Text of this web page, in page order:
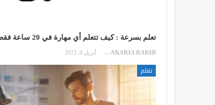
تعلم بسرعة : كيف تتعلم أي مهارة في 20 ساعة فقط؟!
ZAKARIA RAKIB أبريل 4, 2022
تعلم